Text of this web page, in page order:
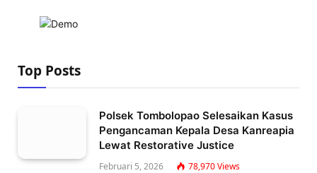
Top Posts
Polsek Tombolopao Selesaikan Kasus
Pengancaman Kepala Desa Kanreapia
Lewat Restorative Justice
Februari 5, 2026 78,970Views